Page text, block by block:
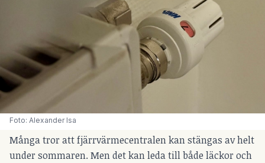
Foto: Alexander Isa
Många tror att fjärrvärmecentralen kan stängas av helt
under sommaren. Men det kan leda till både läckor och